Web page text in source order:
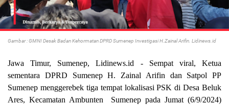
Gambar : GMNI Desak Badan Kehormatan DPRD Sumenep Investigasi H.Zainal Arifin. Lidinews.id
Jawa Timur, Sumenep, Lidinews.id - Sempat viral, Ketua
sementara DPRD Sumenep H. Zainal Arifin dan Satpol PP
Sumenep menggerebek tiga tempat lokalisasi PSK di Desa Beluk
Ares, Kecamatan Ambunten Sumenep pada Jumat (6/9/2024)